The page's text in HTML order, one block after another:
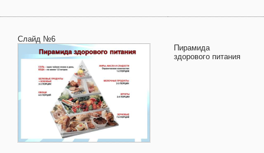
Слайд №6
Пирамида
здорового питания